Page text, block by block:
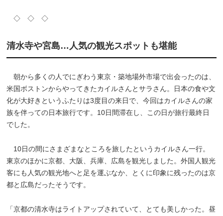
◇ ◇ ◇
清水寺や宮島…人気の観光スポットも堪能
朝から多くの人でにぎわう東京・築地場外市場で出会ったのは、
米国ボストンからやってきたカイルさんとサラさん。日本の食や文
化が大好きというふたりは3度目の来日で、今回はカイルさんの家
族を伴っての日本旅行です。10日間滞在し、この日が旅行最終日
でした。
10日の間にさまざまなところを旅したというカイルさん一行。
東京のほかに京都、大阪、兵庫、広島を観光しました。外国人観光
客にも人気の観光地へと足を運ぶなか、とくに印象に残ったのは京
都と広島だったそうです。
「京都の清水寺はライトアップされていて、とても美しかった。昼